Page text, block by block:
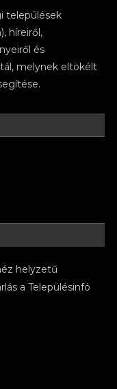
települések
híreiről,
és
melynek eltökélt
helyzetű
a Településinfó